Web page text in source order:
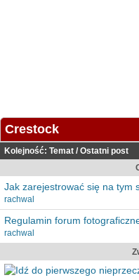
Crestock
Kolejność: Temat / Ostatni post
Jak zarejestrować się na tym
rachwal
Regulamin forum
rachwal